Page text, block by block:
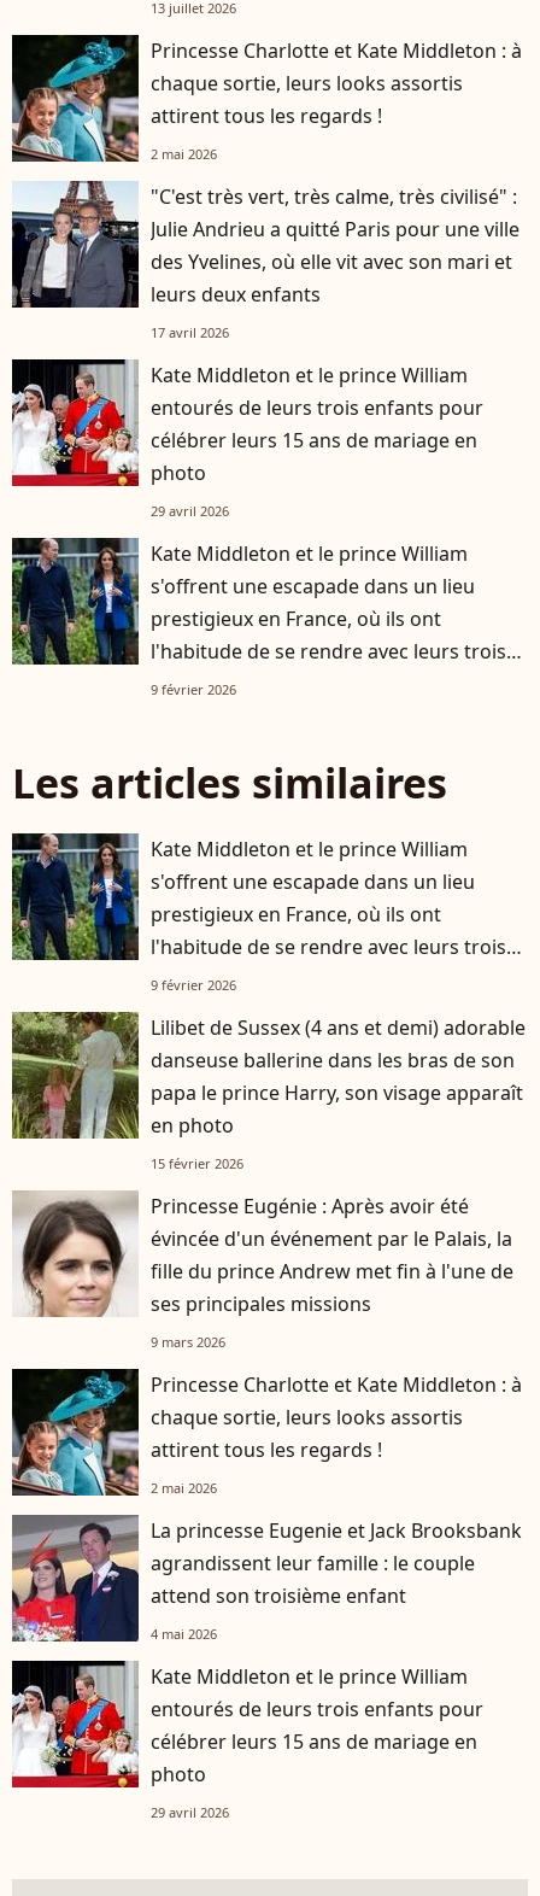
13 juillet 2026
Princesse Charlotte et Kate Middleton : à
chaque sortie, leurs looks assortis
attirent tous les regards !
2 mai 2026
"C'est très vert, très calme, très civilisé" :
Julie Andrieu a quitté Paris pour une ville
des Yvelines, où elle vit avec son mari et
leurs deux enfants
17 avril 2026
Kate Middleton et le prince William
entourés de leurs trois enfants pour
célébrer leurs 15 ans de mariage en
photo
29 avril 2026
Kate Middleton et le prince William
s'offrent une escapade dans un lieu
prestigieux en France, où ils ont
l'habitude de se rendre avec leurs trois
enfants
9 février 2026
Les articles similaires
Kate Middleton et le prince William
s'offrent une escapade dans un lieu
prestigieux en France, où ils ont
l'habitude de se rendre avec leurs trois
enfants
9 février 2026
Lilibet de Sussex (4 ans et demi) adorable
danseuse ballerine dans les bras de son
papa le prince Harry, son visage apparaît
en photo
15 février 2026
Princesse Eugénie : Après avoir été
évincée d'un événement par le Palais, la
fille du prince Andrew met fin à l'une de
ses principales missions
9 mars 2026
Princesse Charlotte et Kate Middleton : à
chaque sortie, leurs looks assortis
attirent tous les regards !
2 mai 2026
La princesse Eugenie et Jack Brooksbank
agrandissent leur famille : le couple
attend son troisième enfant
4 mai 2026
Kate Middleton et le prince William
entourés de leurs trois enfants pour
célébrer leurs 15 ans de mariage en
photo
29 avril 2026